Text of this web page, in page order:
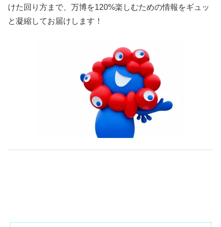
けた回り方まで、万博を120%楽しむための情報をギュッ
と凝縮してお届けします！